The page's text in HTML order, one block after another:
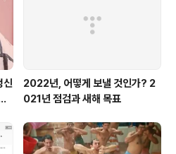
신
2022년, 어떻게 보낼 것인가? 2
021년 점검과 새해 목표